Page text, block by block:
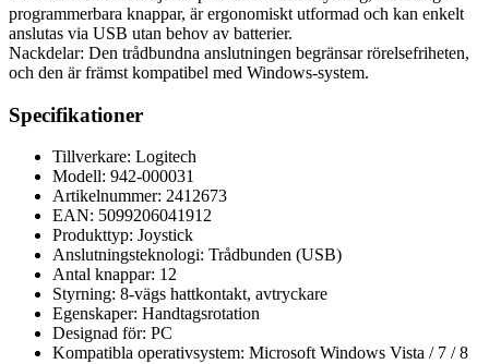
programmerbara knappar, är ergonomiskt utformad och kan enkelt
anslutas via USB utan behov av batterier.
Nackdelar: Den trådbundna anslutningen begränsar rörelsefriheten,
och den är främst kompatibel med Windows-system.
Specifikationer
Tillverkare: Logitech
Modell: 942-000031
Artikelnummer: 2412673
EAN: 5099206041912
Produkttyp: Joystick
Anslutningsteknologi: Trådbunden (USB)
Antal knappar: 12
Styrning: 8-vägs hattkontakt, avtryckare
Egenskaper: Handtagsrotation
Designad för: PC
Kompatibla operativsystem: Microsoft Windows Vista / 7 / 8